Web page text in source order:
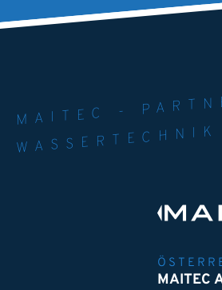
WASSERTECHNIK
MAITEC